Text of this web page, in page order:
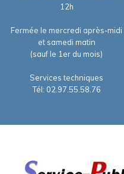
12h
Fermée le mercredi après-midi
et samedi matin
(sauf le 1er du mois)
Services techniques
Tél: 02.97.55.58.76